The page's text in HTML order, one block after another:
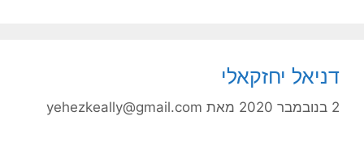
דניאל יחזקאלי
2 בנובמבר 2020 מאת yehezkeally@gmail.com